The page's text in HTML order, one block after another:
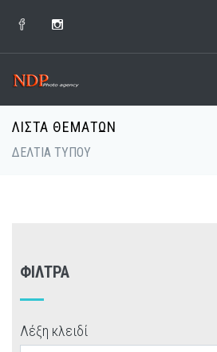
ΛΊΣΤΑ ΘΕΜΆΤΩΝ
ΔΕΛΤΙΑ ΤΥΠΟΥ
ΦΊΛΤΡΑ
Λέξη κλειδί